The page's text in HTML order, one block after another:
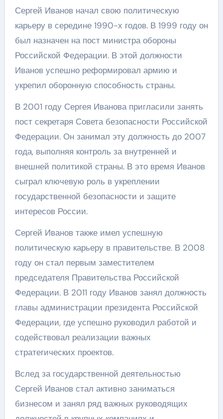
Сергей Иванов начал свою политическую
карьеру в середине 1990-х годов. В 1999 году он
был назначен на пост министра обороны
Российской Федерации. В этой должности
Иванов успешно реформировал армию и
укрепил оборонную способность страны.
В 2001 году Сергея Иванова пригласили занять
пост секретаря Совета безопасности Российской
Федерации. Он занимал эту должность до 2007
года, выполняя контроль за внутренней и
внешней политикой страны. В это время Иванов
сыграл ключевую роль в укреплении
государственной безопасности и защите
интересов России.
Сергей Иванов также имел успешную
политическую карьеру в правительстве. В 2008
году он стал первым заместителем
председателя Правительства Российской
Федерации. В 2011 году Иванов занял должность
главы администрации президента Российской
Федерации, где успешно руководил работой и
содействовал реализации важных
стратегических проектов.
Вслед за государственной деятельностью
Сергей Иванов стал активно заниматься
бизнесом и занял ряд важных руководящих